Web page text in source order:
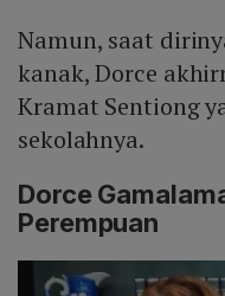
Namun, saat
kanak, Dorce
Kramat Sentiong
sekolahnya.
Dorce
Perempuan